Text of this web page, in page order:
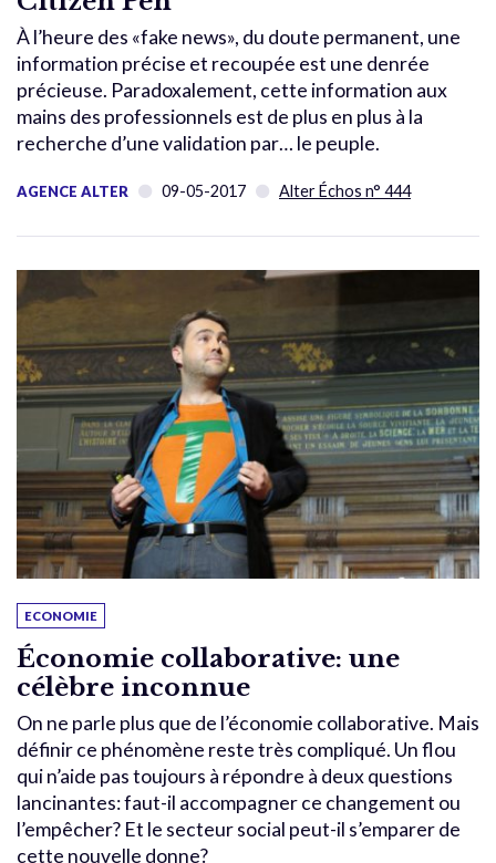
À l’heure des «fake news», du doute permanent, une
information précise et recoupée est une denrée
précieuse. Paradoxalement, cette information aux
mains des professionnels est de plus en plus à la
recherche d’une validation par… le peuple.
AGENCE ALTER 09-05-2017 Alter Échos n° 444
ECONOMIE
Économie collaborative: une
célèbre inconnue
On ne parle plus que de l’économie collaborative. Mais
définir ce phénomène reste très compliqué. Un flou
qui n’aide pas toujours à répondre à deux questions
lancinantes: faut-il accompagner ce changement ou
l’empêcher? Et le secteur social peut-il s’emparer de
cette nouvelle donne?